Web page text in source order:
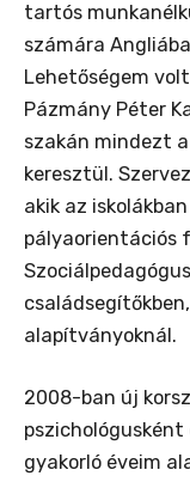
tartós
számára
Lehetőségem
Pázmány Péter
szakán mindezt
keresztül.
akik az
pályaorientációs
alapítványoknál.
2008-ban új
gyakorló éveim